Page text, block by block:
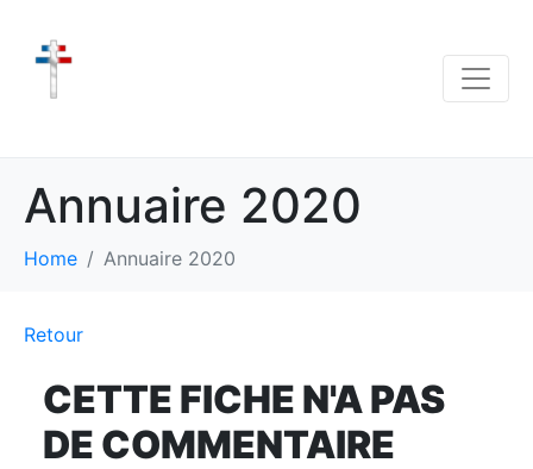
Annuaire 2020
Home Annuaire 2020
Retour
CETTE FICHE N'A PAS
DE COMMENTAIRE